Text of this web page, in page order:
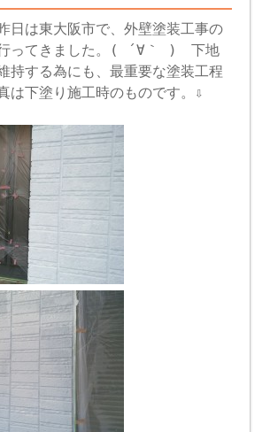
日は東大阪市で、外壁塗装工事の
行ってきました。( ´∀｀ ) 下地
持する為にも、最重要な塗装工程
は下塗り施工時のものです。⇩